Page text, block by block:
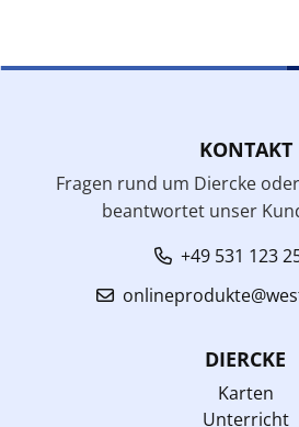
KONTAKT
Fragen rund um Diercke
beantwortet unser
+49 531 123
DIERCKE
Karten
Unterricht